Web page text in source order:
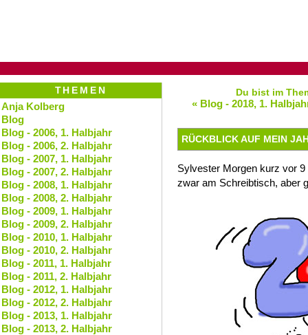
Du bist im
« Blog - 2018, 1.
RÜCKBLICK AUF MEIN
Sylvester Morgen kurz vor
zwar am Schreibtisch, aber
THEMEN
Anja Kolberg
Blog
Blog - 2006, 1. Halbjahr
Blog - 2006, 2. Halbjahr
Blog - 2007, 1. Halbjahr
Blog - 2007, 2. Halbjahr
Blog - 2008, 1. Halbjahr
Blog - 2008, 2. Halbjahr
Blog - 2009, 1. Halbjahr
Blog - 2009, 2. Halbjahr
Blog - 2010, 1. Halbjahr
Blog - 2010, 2. Halbjahr
Blog - 2011, 1. Halbjahr
Blog - 2011, 2. Halbjahr
Blog - 2012, 1. Halbjahr
Blog - 2012, 2. Halbjahr
Blog - 2013, 1. Halbjahr
Blog - 2013, 2. Halbjahr